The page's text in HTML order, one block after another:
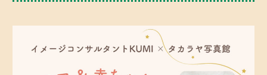
SHOP INFO
店舗情報